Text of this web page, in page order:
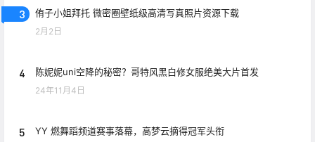
3 侑子小姐拜托 微密圈壁纸级高清写真照片资源下载
2月2日
4 陈妮妮uni空降的秘密？哥特风黑白修女服绝美大片首发
24年11月4日
5 YY 燃舞蹈频道赛事落幕，高梦云摘得冠军头衔